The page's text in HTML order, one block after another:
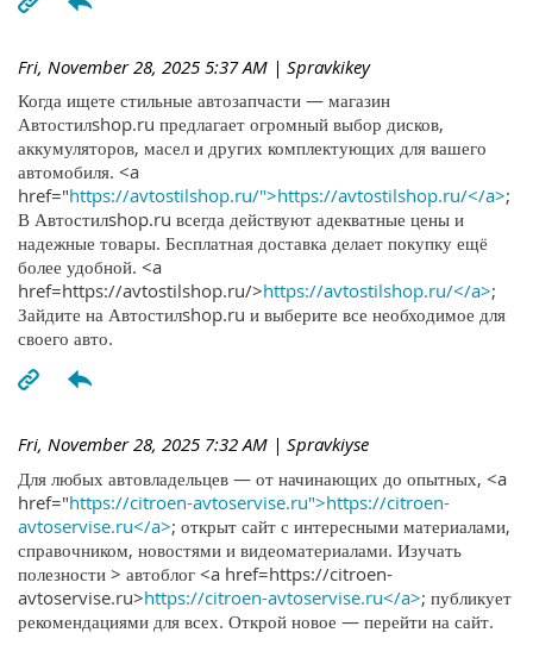
Fri, November 28, 2025 5:37 AM | Spravkikey
Когда ищете стильные автозапчасти — магазин
Автостилshop.ru предлагает огромный выбор дисков,
аккумуляторов, масел и других комплектующих для вашего
автомобиля. <a
href="https://avtostilshop.ru/">https://avtostilshop.ru/</a>;
В Автостилshop.ru всегда действуют адекватные цены и
надежные товары. Бесплатная доставка делает покупку ещё
более удобной. <a
href=https://avtostilshop.ru/>https://avtostilshop.ru/</a>;
Зайдите на Автостилshop.ru и выберите все необходимое для
своего авто.
Fri, November 28, 2025 7:32 AM | Spravkiyse
Для любых автовладельцев — от начинающих до опытных, <a
href="https://citroen-avtoservise.ru">https://citroen-
avtoservise.ru</a>; открыт сайт с интересными материалами,
справочником, новостями и видеоматериалами. Изучать
полезности > автоблог <a href=https://citroen-
avtoservise.ru>https://citroen-avtoservise.ru</a>; публикует
рекомендациями для всех. Открой новое — перейти на сайт.